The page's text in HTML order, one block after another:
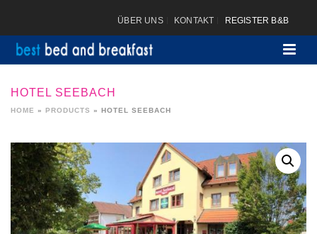
ÜBER UNS KONTAKT REGISTER B&B
HOTEL SEEBACH
HOME » PRODUCTS » HOTEL SEEBACH